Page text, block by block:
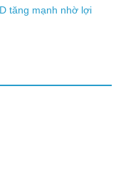
tăng mạnh nhờ lợi